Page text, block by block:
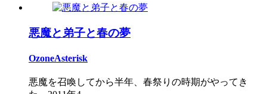
悪魔と弟子と春の夢
OzoneAsterisk
悪魔を召喚してから半年、春祭りの時期がやってき